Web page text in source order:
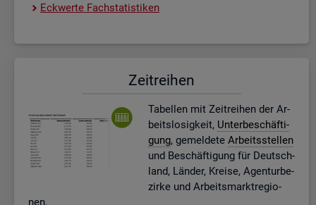
Eck­wer­te Fach­sta­tis­ti­ken
Zeit­rei­hen
Ta­bel­len mit Zeit­rei­hen der Ar­
beits­lo­sig­keit, Un­ter­be­schäf­ti­
gung, ge­mel­de­te Ar­beits­stel­len
und Be­schäf­ti­gung für Deutsch­
land, Län­der, Krei­se, Agen­tur­be­
zir­ke und Ar­beits­markt­re­gio­
nen.